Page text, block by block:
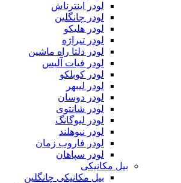
لودر اینترناش
لودر چانگلین
لودر هلیکو
لودر تیراژه
لودر دلتا راه ماشین
لودر فیات آلیس
لودر کوبلکو
لودر لیبهر
لودر دوسان
لودر شانتوی
لودر لیوگانگ
لودر نیوهلند
لودر فاروب زمان
لودر سپاهان
بیل مکانیکی
بیل مکانیکی چانگلین